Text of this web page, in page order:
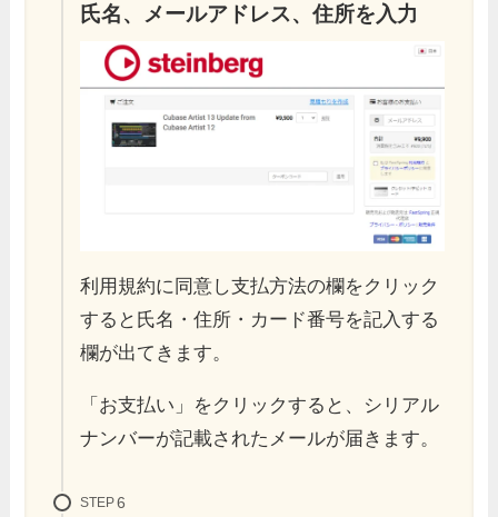
氏名、メールアドレス、住所を入力
利用規約に同意し支払方法の欄をクリック
すると氏名・住所・カード番号を記入する
欄が出てきます。
「お支払い」をクリックすると、シリアル
ナンバーが記載されたメールが届きます。
STEP